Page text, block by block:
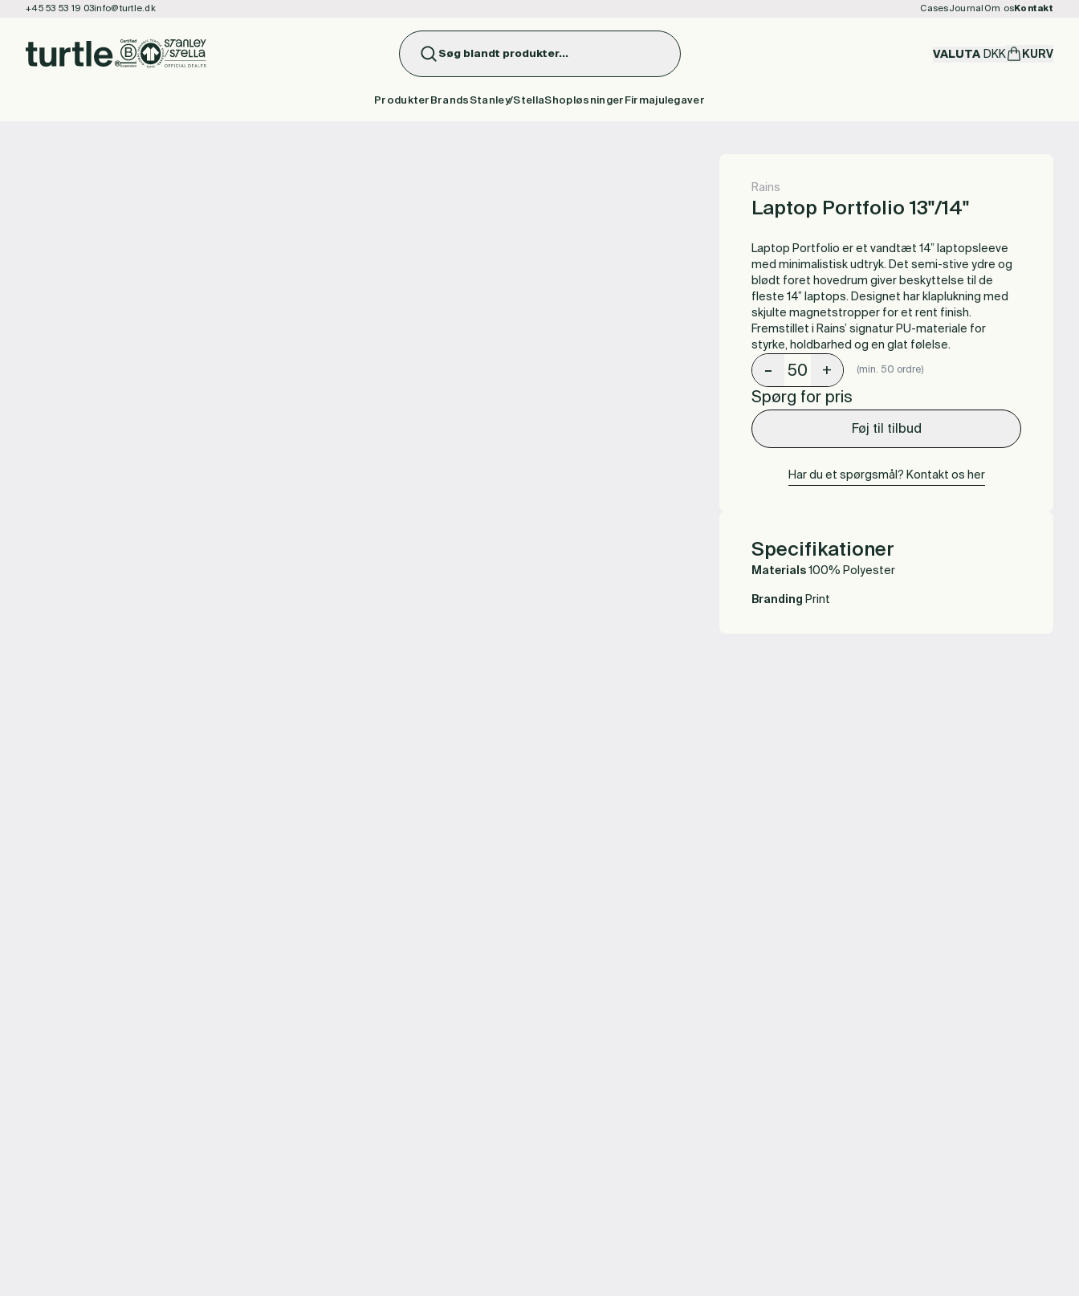
+45 53 53 19 03info@turtle.dk CasesJournal Om osKontakt
Søg blandt produkter... VALUTA DKK KURV
Produkter Brands Stanley/StellaShopløsninger Firmajulegaver
Rains
Laptop Portfolio 13''/14''
Laptop Portfolio er et vandtæt 14” laptopsleeve
med minimalistisk udtryk. Det semi-stive ydre og
blødt foret hovedrum giver beskyttelse til de
fleste 14” laptops. Designet har klaplukning med
skjulte magnetstropper for et rent finish.
Fremstillet i Rains’ signatur PU-materiale for
styrke, holdbarhed og en glat følelse.
- + (min. 50 ordre)
Spørg for pris
Føj til tilbud
Har du et spørgsmål? Kontakt os her
Specifikationer
Materials 100% Polyester
Branding Print